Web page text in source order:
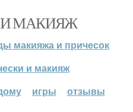
МАКИЯЖ
макияжа и причесок
и макияж
игры отзывы